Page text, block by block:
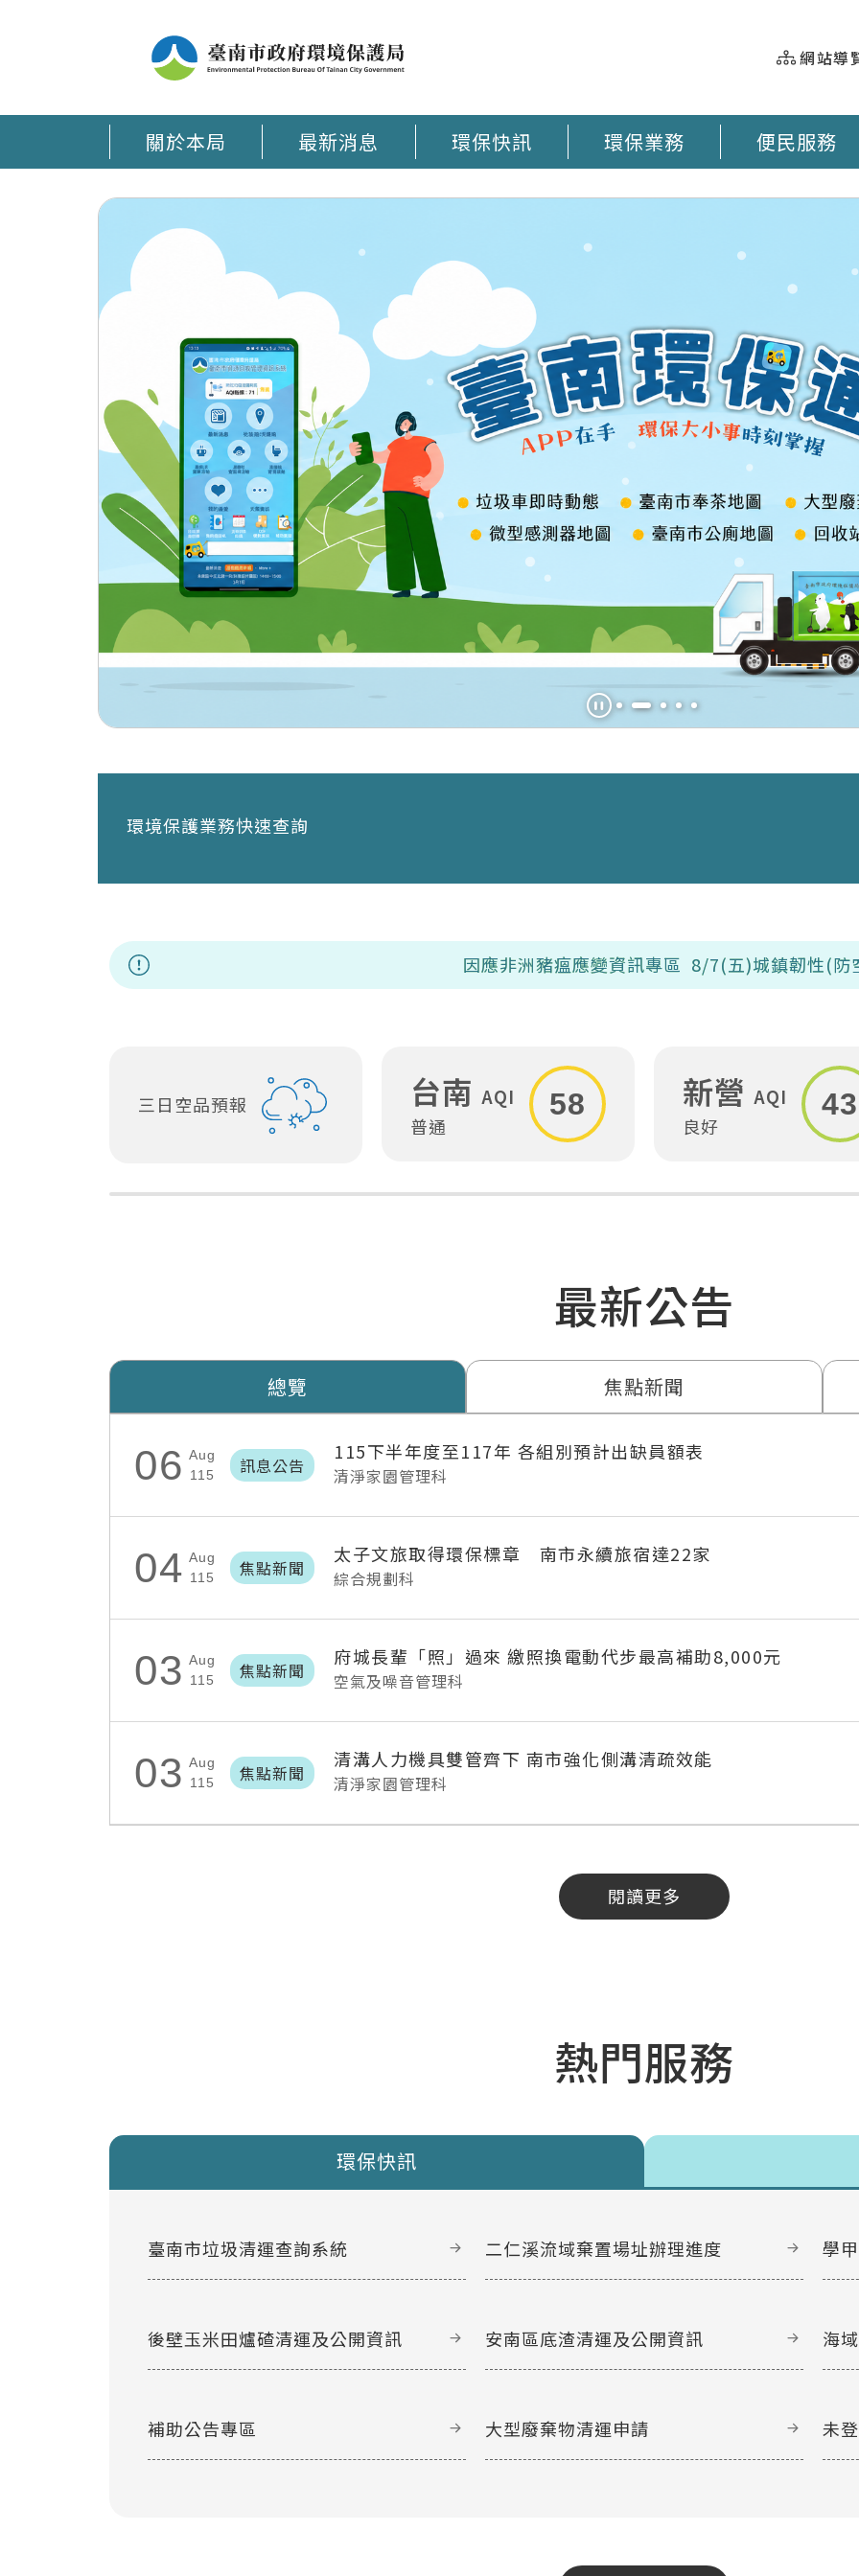
網站導
關於本局 最新消息 環保快訊 環保業務 便民服務
臺南環保通 APP在手 環保大小事時刻掌握 垃圾車即時動態 臺南市奉茶地圖 大型廢棄物清運
環境保護業務快速查詢
因應非洲豬瘟應變資訊專區 8/7(五)城鎮韌性(防空演習)，上午收
三日空品預報 台南 AQI
普通
58 新營 AQI
良好
43
最新公告
總覽 焦點新聞
06 Aug
115
訊息公告
115下半年度至117年 各組別預計出缺員額表
清淨家園管理科
04 Aug
115
焦點新聞
太子文旅取得環保標章 南市永續旅宿達22家
綜合規劃科
03 Aug
115
焦點新聞
府城長輩「照」過來 繳照換電動代步最高補助8,000元
空氣及噪音管理科
03 Aug
115
焦點新聞
清溝人力機具雙管齊下 南市強化側溝清疏效能
清淨家園管理科
閱讀更多
熱門服務
環保快訊
臺南市垃圾清運查詢系統 二仁溪流域棄置場址辦理進度 學
後壁玉米田爐碴清運及公開資訊 安南區底渣清運及公開資訊 海
補助公告專區 大型廢棄物清運申請 未